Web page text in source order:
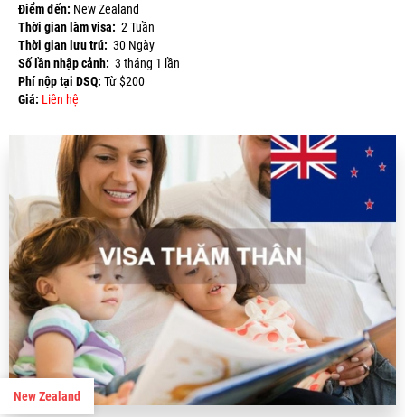
Điểm đến: New Zealand
Thời gian làm visa: 2 Tuần
Thời gian lưu trú: 30 Ngày
Số lần nhập cảnh: 3 tháng 1 lần
Phí nộp tại DSQ: Từ $200
Giá: Liên hệ
New Zealand